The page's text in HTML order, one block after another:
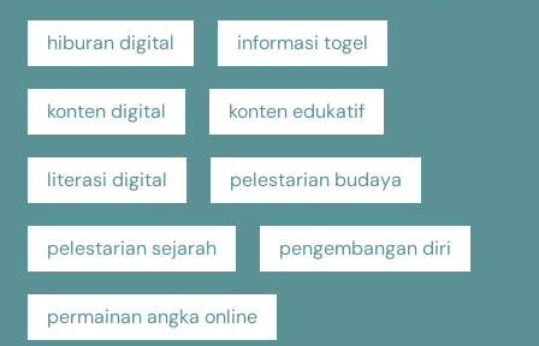
hiburan digital informasi togel
konten digital konten edukatif
literasi digital pelestarian budaya
pelestarian sejarah pengembangan diri
permainan angka online